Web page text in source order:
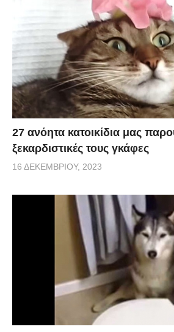
27 ανόητα κατοικίδια μας
ξεκαρδιστικές τους γκάφες
16 ΔΕΚΕΜΒΡΊΟΥ, 2023